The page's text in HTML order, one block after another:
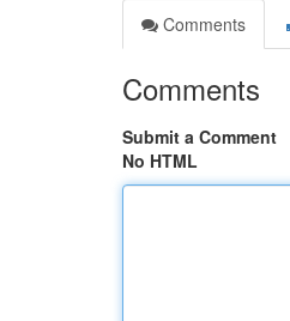
Comments
Comments
Submit a Comment
No HTML